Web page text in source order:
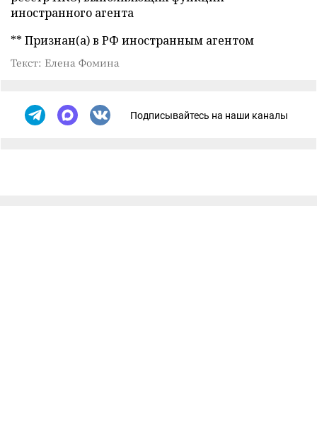
иностранного агента
** Признан(а) в РФ иностранным агентом
Текст: Елена Фомина
Подписывайтесь на наши каналы